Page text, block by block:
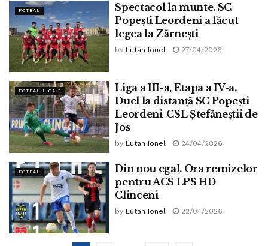
FOTBAL
Spectacol la munte. SC
Popești Leordeni a făcut
legea la Zărnești
by Lutan Ionel 27/04/2026
FOTBAL LIGA 3
Liga a III-a, Etapa a IV-a.
Duel la distanță SC Popești
Leordeni-CSL Ștefăneștii de
Jos
by Lutan Ionel 24/04/2026
FOTBAL
Din nou egal. Ora remizelor
pentru ACS LPS HD
Clinceni
by Lutan Ionel 22/04/2026